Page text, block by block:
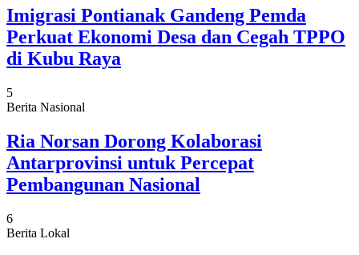
Imigrasi Pontianak Gandeng Pemda
Perkuat Ekonomi Desa dan Cegah TPPO
di Kubu Raya
5
Berita Nasional
Ria Norsan Dorong Kolaborasi
Antarprovinsi untuk Percepat
Pembangunan Nasional
6
Berita Lokal